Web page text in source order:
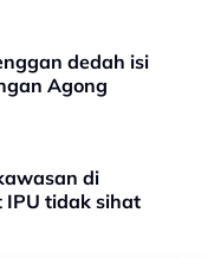
dedah isi
Agong
di
tidak sihat